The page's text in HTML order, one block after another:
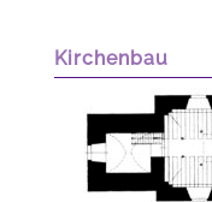
Kirchenbau